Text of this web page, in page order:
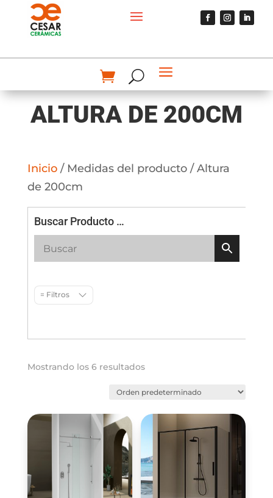
ALTURA DE 200CM
Inicio/ Medidas del producto / Altura
de 200cm
Buscar Producto …
= Filtros
Mostrando los 6 resultados